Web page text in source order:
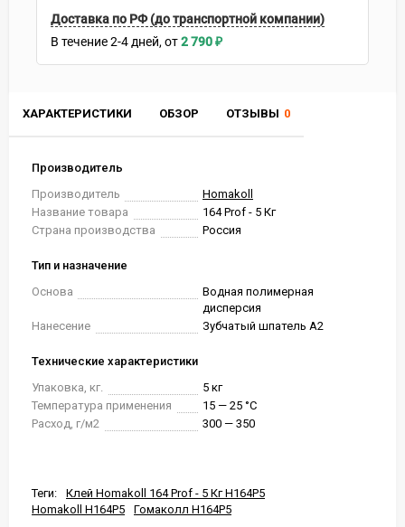
ХАРАКТЕРИСТИКИ ОБЗОР ОТЗЫВЫ 0
Производитель
Производитель
Homakoll
Название товара
164 Prof - 5 Кг
Страна производства
Россия
Тип и назначение
Основа
Водная полимерная
дисперсия
Нанесение
Зубчатый шпатель А2
Технические характеристики
Упаковка, кг.
5 кг
Температура применения
15 — 25 °C
Расход, г/м2
300 — 350
Теги:
Клей Homakoll 164 Prof - 5 Кг H164P5
Homakoll H164P5
Гомаколл H164P5
Доставка по РФ (до транспортной компании)
В течение2-4 дней 2 790₽